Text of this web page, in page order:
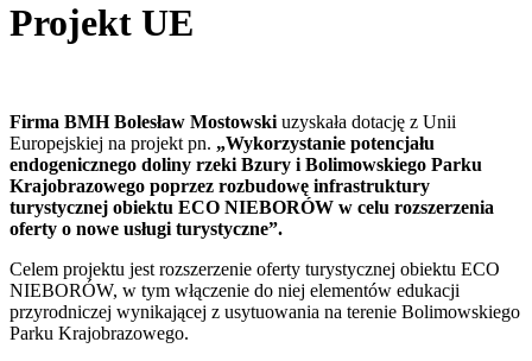
Projekt UE
Firma BMH Bolesław Mostowski uzyskała dotację z Unii
Europejskiej na projekt pn. „Wykorzystanie potencjału
endogenicznego doliny rzeki Bzury i Bolimowskiego Parku
Krajobrazowego poprzez rozbudowę infrastruktury
turystycznej obiektu ECO NIEBORÓW w celu rozszerzenia
oferty o nowe usługi turystyczne”.
Celem projektu jest rozszerzenie oferty turystycznej obiektu ECO
NIEBORÓW, w tym włączenie do niej elementów edukacji
przyrodniczej wynikającej z usytuowania na terenie Bolimowskiego
Parku Krajobrazowego.